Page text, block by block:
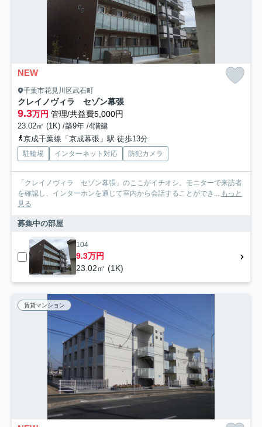
NEW
千葉市花見川区武石町
クレイノヴィラ セゾン幕張
9.3万円 管理/共益費5,000円
23.02㎡ (1K) /築9年 /4階建
京成千葉線「京成幕張」駅 徒歩13分
駐輪場 インターネット対応 防犯カメラ
「クレイノヴィラ セゾン幕張」のここがイチオシ。モニターで来訪者
を確認し、インターホンを通じて室内から会話することができ... もっと
見る
募集中の部屋
104
9.3万円
23.02㎡ (1K)
賃貸マンション